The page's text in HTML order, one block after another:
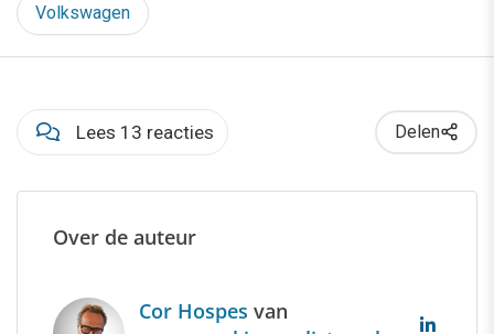
Volkswagen
Lees 13 reacties Delen
Over de auteur
Cor Hospes van